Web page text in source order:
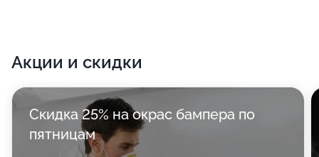
Акции и скидки
Скидка 25% на окрас бампера по
пятницам